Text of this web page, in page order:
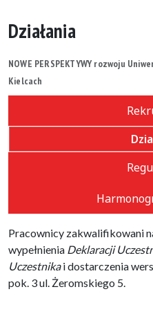
Działania
NOWE PERSPEKTYWY rozwoju
Kielcach
Pracownicy zakwalifikowani
wypełnienia Deklaracji
Uczestnikai dostarczenia
pok. 3 ul. Żeromskiego 5.